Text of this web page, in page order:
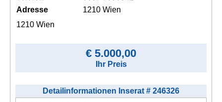
Adresse
1210 Wien
1210 Wien
€ 5.000,00
Ihr Preis
Detailinformationen Inserat # 246326